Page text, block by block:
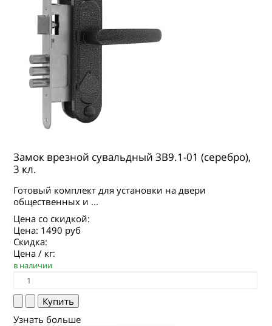
Замок врезной сувальдный ЗВ9.1-01 (серебро),
3 кл.
Готовый комплект для установки на двери
общественных и ...
Цена со скидкой:
Цена: 1490 руб
Скидка:
Цена / кг:
в наличии
Узнать больше